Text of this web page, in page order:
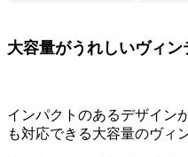
大容量がうれしいヴィ
インパクトのあるデザイン
も対応できる大容量のヴィ